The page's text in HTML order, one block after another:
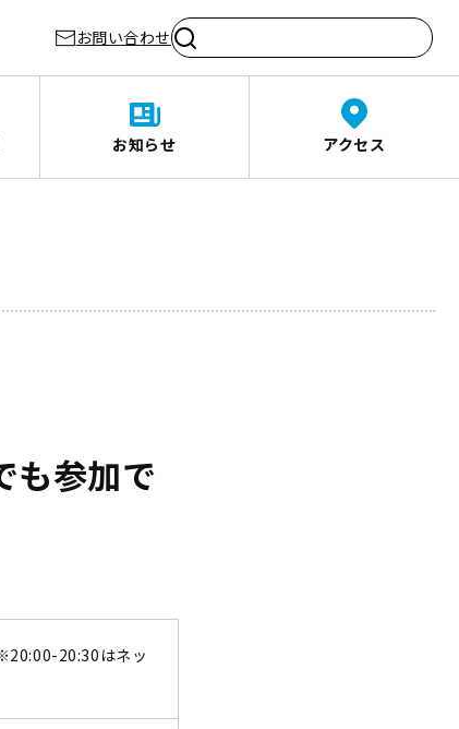
お問い合わせ
お知らせ アクセス
も参加で
20:30はネッ